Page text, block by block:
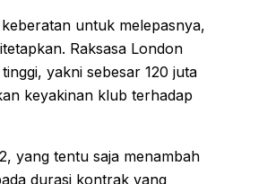
untuk melepasnya,
Raksasa London
yakni sebesar 120 juta
keyakinan klub terhadap
yang tentu saja menambah
durasi kontrak yang